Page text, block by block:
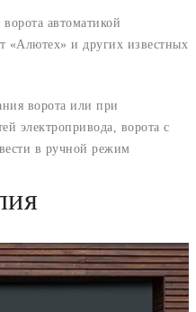
автоматикой
«Алютех» и других известных
ворота или при
электропривода, ворота с
в ручной режим